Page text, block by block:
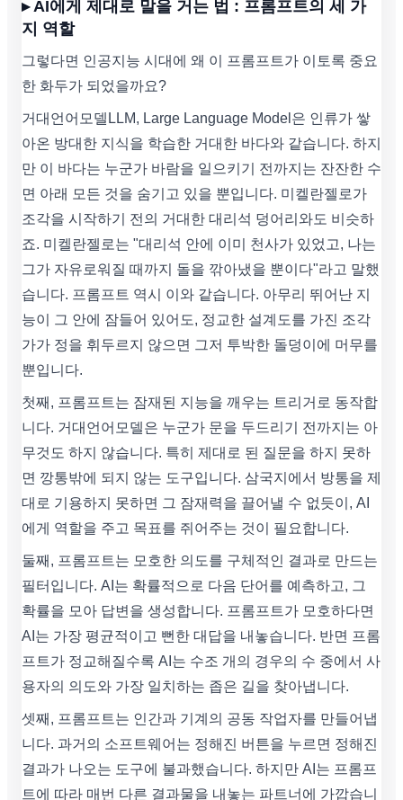
▸ AI에게 제대로 말을 거는 법 : 프롬프트의 세 가
지 역할
그렇다면 인공지능 시대에 왜 이 프롬프트가 이토록 중요
한 화두가 되었을까요?
거대언어모델LLM, Large Language Model은 인류가 쌓
아온 방대한 지식을 학습한 거대한 바다와 같습니다. 하지
만 이 바다는 누군가 바람을 일으키기 전까지는 잔잔한 수
면 아래 모든 것을 숨기고 있을 뿐입니다. 미켈란젤로가
조각을 시작하기 전의 거대한 대리석 덩어리와도 비슷하
죠. 미켈란젤로는 "대리석 안에 이미 천사가 있었고, 나는
그가 자유로워질 때까지 돌을 깎아냈을 뿐이다"라고 말했
습니다. 프롬프트 역시 이와 같습니다. 아무리 뛰어난 지
능이 그 안에 잠들어 있어도, 정교한 설계도를 가진 조각
가가 정을 휘두르지 않으면 그저 투박한 돌덩이에 머무를
뿐입니다.
첫째, 프롬프트는 잠재된 지능을 깨우는 트리거로 동작합
니다. 거대언어모델은 누군가 문을 두드리기 전까지는 아
무것도 하지 않습니다. 특히 제대로 된 질문을 하지 못하
면 깡통밖에 되지 않는 도구입니다. 삼국지에서 방통을 제
대로 기용하지 못하면 그 잠재력을 끌어낼 수 없듯이, AI
에게 역할을 주고 목표를 쥐어주는 것이 필요합니다.
둘째, 프롬프트는 모호한 의도를 구체적인 결과로 만드는
필터입니다. AI는 확률적으로 다음 단어를 예측하고, 그
확률을 모아 답변을 생성합니다. 프롬프트가 모호하다면
AI는 가장 평균적이고 뻔한 대답을 내놓습니다. 반면 프롬
프트가 정교해질수록 AI는 수조 개의 경우의 수 중에서 사
용자의 의도와 가장 일치하는 좁은 길을 찾아냅니다.
셋째, 프롬프트는 인간과 기계의 공동 작업자를 만들어냅
니다. 과거의 소프트웨어는 정해진 버튼을 누르면 정해진
결과가 나오는 도구에 불과했습니다. 하지만 AI는 프롬프
트에 따라 매번 다른 결과물을 내놓는 파트너에 가깝습니